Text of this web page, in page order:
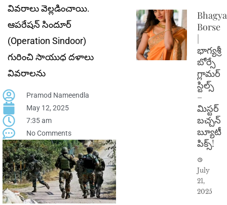
వివరాలు వెల్లడించాయి.
ఆపరేషన్ సిందూర్
(Operation Sindoor)
గురించి సాయుధ దళాలు
వివరాలను
Pramod Nameendla
May 12, 2025
7:35 am
No Comments
Borse
|
భాగ్యశ్రీ
బోర్సే
గ్లామర్
స్టిల్స్
–
మిస్టర్
బచ్చన్
బ్యూటీ
పిక్స్!
July
21,
2025